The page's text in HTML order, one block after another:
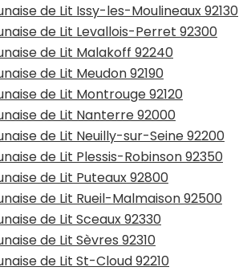
de Lit Issy-les-Moulineaux 92130
de Lit Levallois-Perret 92300
de Lit Malakoff 92240
de Lit Meudon 92190
de Lit Montrouge 92120
de Lit Nanterre 92000
de Lit Neuilly-sur-Seine 92200
de Lit Plessis-Robinson 92350
de Lit Puteaux 92800
de Lit Rueil-Malmaison 92500
de Lit Sceaux 92330
de Lit Sèvres 92310
de Lit St-Cloud 92210